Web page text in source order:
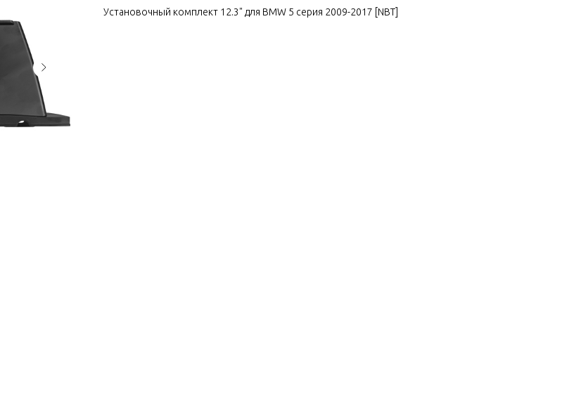
Установочный комплект 12.3" для BMW 5 серия 2009-2017 [NBT]